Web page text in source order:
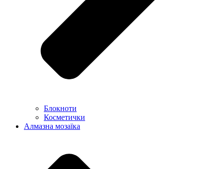
Блокноти
Косметички
Алмазна мозаїка